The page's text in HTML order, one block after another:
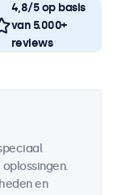
4,8/5 op basis
van 5.000+
reviews
en